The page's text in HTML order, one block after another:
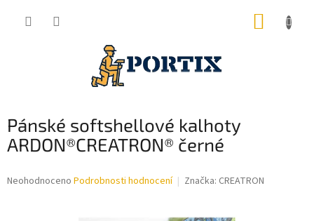
Pánské softshellové kalhoty
ARDON®CREATRON® černé
Průměrné
Neohodnoceno Podrobnosti hodnocení Značka: CREATRON